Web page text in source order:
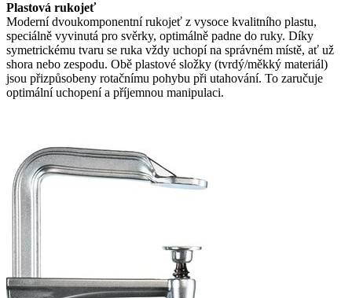
Plastová rukojeť
Moderní dvoukomponentní rukojeť z vysoce kvalitního plastu,
speciálně vyvinutá pro svěrky, optimálně padne do ruky. Díky
symetrickému tvaru se ruka vždy uchopí na správném místě, ať už
shora nebo zespodu. Obě plastové složky (tvrdý/měkký materiál)
jsou přizpůsobeny rotačnímu pohybu při utahování. To zaručuje
optimální uchopení a příjemnou manipulaci.